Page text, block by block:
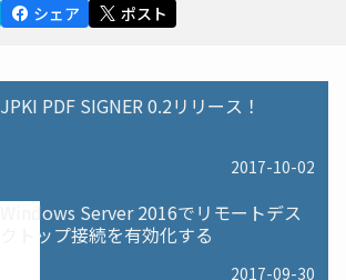
シェア ポスト
JPKI PDF SIGNER 0.2リリース！
2017-10-02
Windows Server 2016でリモートデス
クトップ接続を有効化する
2017-09-30